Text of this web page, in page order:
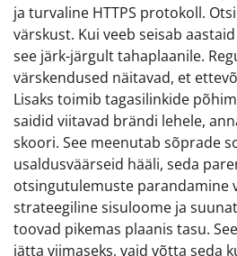
ja turvaline HTTPS protokoll.
värskust. Kui veeb seisab
see järk-järgult tahaplaanile.
värskendused näitavad, et
Lisaks toimib tagasilinkide
saidid viitavad brändi lehele,
skoori. See meenutab sõprade
usaldusväärseid hääli, seda
otsingutulemuste parandamine
strateegiline sisuloome ja
toovad pikemas plaanis tasu.
jätta viimaseks, vaid võtta seda